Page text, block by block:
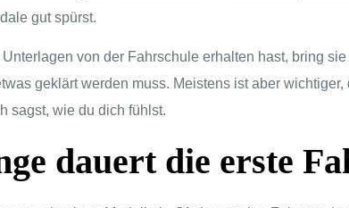
gut spürst.
von der Fahrschule erhalten hast, bring
geklärt werden muss. Meistens ist aber
sagst, wie du dich fühlst.
dauert die erste